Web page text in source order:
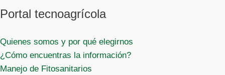
Portal tecnoagrícola
Quienes somos y por qué elegirnos
¿Cómo encuentras la información?
Manejo de Fitosanitarios